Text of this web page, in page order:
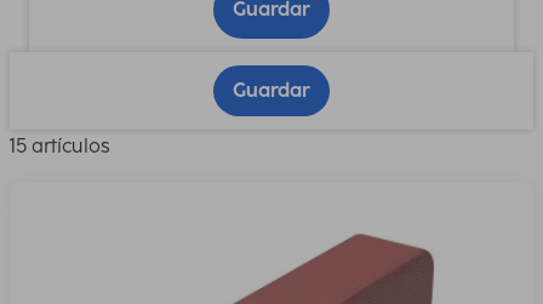
Guardar
Guardar
15 artículos